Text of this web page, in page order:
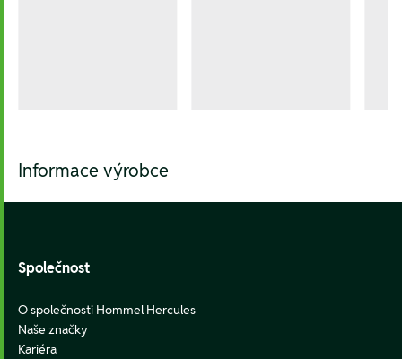
Informace výrobce
Footer
Společnost
O společnosti Hommel Hercules
Naše značky
Kariéra